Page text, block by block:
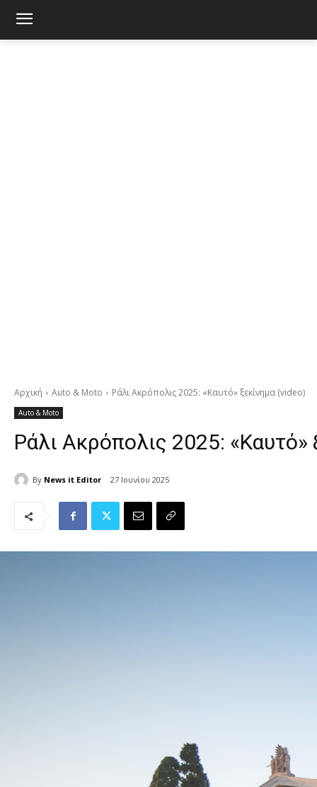
Αρχική Auto & Moto Ράλι Ακρόπολις 2025: «Καυτό» ξεκίνημα (video)
Auto & Moto
Ράλι Ακρόπολις 2025: «Καυτό»
By News it Editor 27 Ιουνίου 2025